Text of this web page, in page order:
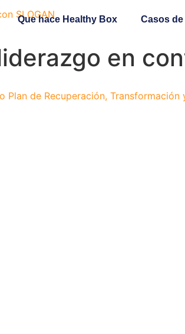
Que hace Healthy Box Casos
en